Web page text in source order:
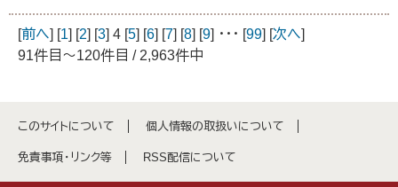
[前へ] [1] [2] [3] 4 [5] [6] [7] [8] [9] ･･･ [99] [次へ]
91件目～120件目 / 2,963件中
このサイトについて 個人情報の取扱いについて
免責事項・リンク等 RSS配信について